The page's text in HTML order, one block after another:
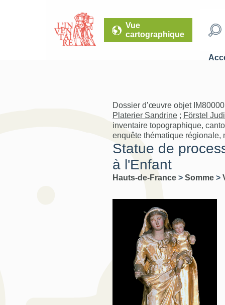
Vue
cartographique
Dossier d’œuvre objet
Platerier Sandrine ; Förstel
inventaire topographique,
enquête thématique régionale,
Statue de
à l'Enfant
Hauts-de-France > Somme >